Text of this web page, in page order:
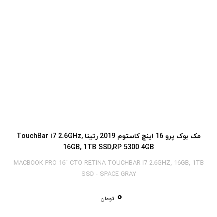
مک بوک پرو 16 اینچ کاستوم 2019 رتینا TouchBar i7 2.6GHz,
16GB, 1TB SSD,RP 5300 4GB
MACBOOK PRO 16" CTO RETINA TOUCHBAR I7 2.6GHZ, 16GB, 1TB
SSD - SPACE GRAY
0 تومان